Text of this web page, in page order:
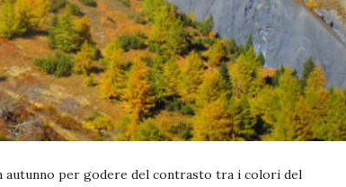
autunno per godere del contrasto tra i colori del